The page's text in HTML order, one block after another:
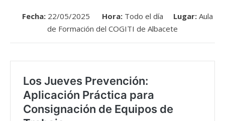
Fecha: 22/05/2025 Hora: Todo el día Lugar: Aula
de Formación del COGITI de Albacete